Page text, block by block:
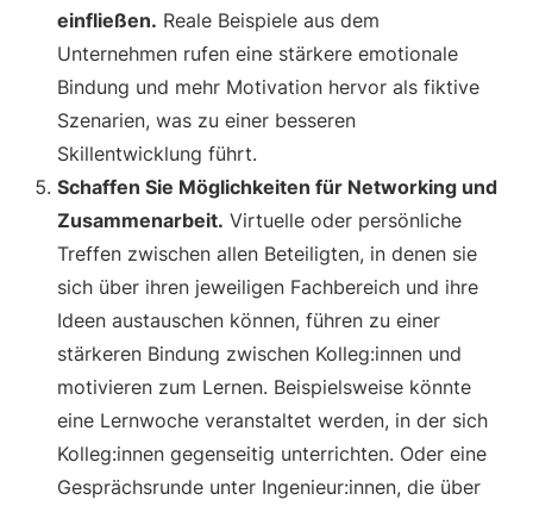
einfließen. Reale Beispiele aus dem
Unternehmen rufen eine stärkere emotionale
Bindung und mehr Motivation hervor als fiktive
Szenarien, was zu einer besseren
Skillentwicklung führt.
Schaffen Sie Möglichkeiten für Networking und
Zusammenarbeit. Virtuelle oder persönliche
Treffen zwischen allen Beteiligten, in denen sie
sich über ihren jeweiligen Fachbereich und ihre
Ideen austauschen können, führen zu einer
stärkeren Bindung zwischen Kolleg:innen und
motivieren zum Lernen. Beispielsweise könnte
eine Lernwoche veranstaltet werden, in der sich
Kolleg:innen gegenseitig unterrichten. Oder eine
Gesprächsrunde unter Ingenieur:innen, die über